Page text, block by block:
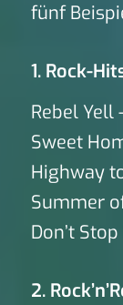
fünf
1. Rock-
Rebel Yell
Sweet
Highway
Summer
Don’t
2.